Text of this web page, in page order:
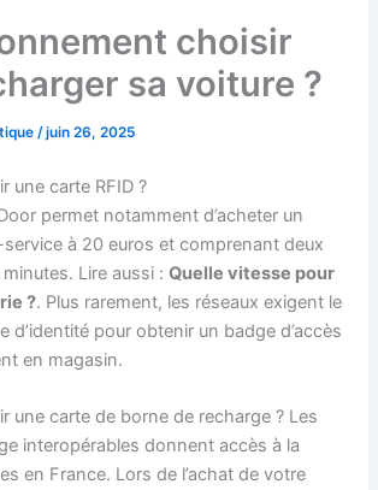
choisir
sa voiture ?
/juin 26, 2025
une carte RFID ?
permet notamment d’acheter un
à 20 euros et comprenant deux
Lire aussi :Quelle vitesse pour
?. Plus rarement, les réseaux exigent le
d’identité pour obtenir un badge d’accès
en magasin.
une carte de borne de recharge ? Les
interopérables donnent accès à la
en France. Lors de l’achat de votre